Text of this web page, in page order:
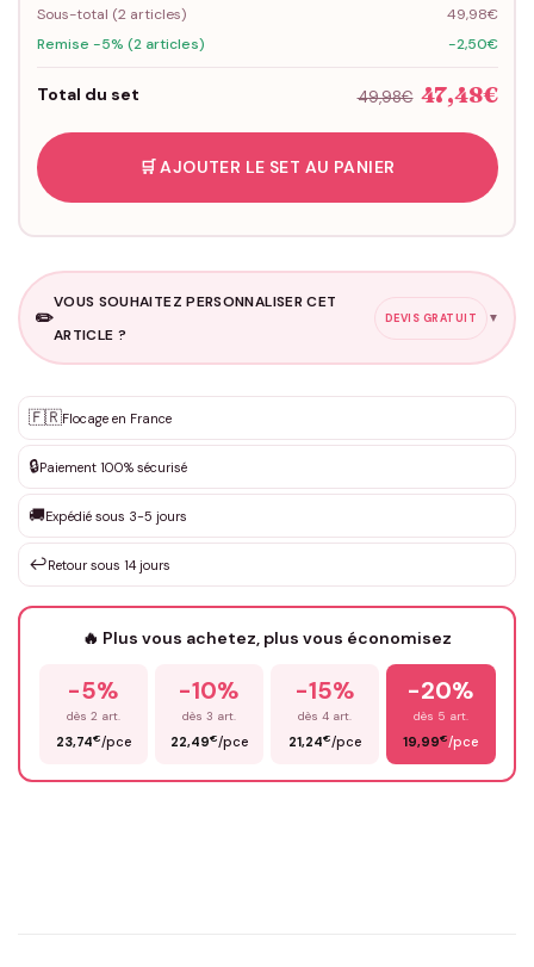
Sous-total (2articles)
49,98€
Remise -5% (2 articles)
-2,50€
Total du set 49,98€ 47,48€
🛒 AJOUTER LE SET AU PANIER
✏️
VOUS SOUHAITEZ PERSONNALISER CET
ARTICLE ?
DEVIS GRATUIT ▼
✨ Personnalisation sur mesure
DEVIS GRATUIT · Personnalisation de 3 à 10€ selon la demande
Que souhaitez-vous ?*
Votre texte / idée*
Prénom*
🇫🇷Flocage en France
🔒Paiement 100% sécurisé
🚚Expédié sous 3-5 jours
↩️Retour sous 14 jours
🔥 Plus vous achetez, plus vous économisez
-5%
dès 2 art.
23,74€/pce
-10%
dès 3 art.
22,49€/pce
-15%
dès 4 art.
21,24€/pce
-20%
dès 5 art.
19,99€/pce